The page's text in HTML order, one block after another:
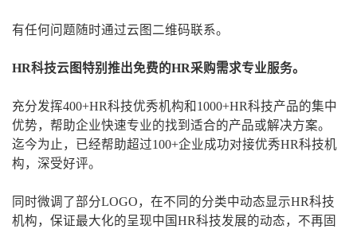
有任何问题随时通过云图二维码联系。
HR科技云图特别推出免费的HR采购需求专业服务。
充分发挥400+HR科技优秀机构和1000+HR科技产品的集中
优势，帮助企业快速专业的找到适合的产品或解决方案。
迄今为止，已经帮助超过100+企业成功对接优秀HR科技机
构，深受好评。
同时微调了部分LOGO，在不同的分类中动态显示HR科技
机构，保证最大化的呈现中国HR科技发展的动态，不再固